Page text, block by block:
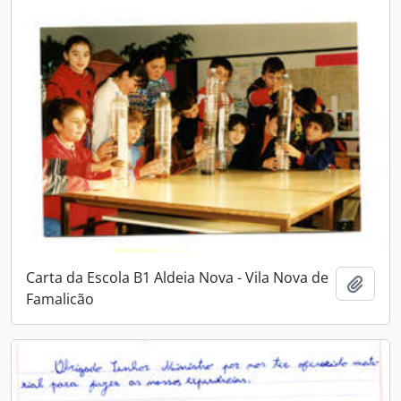
Carta da Escola B1 Aldeia Nova - Vila Nova de
Famalicão